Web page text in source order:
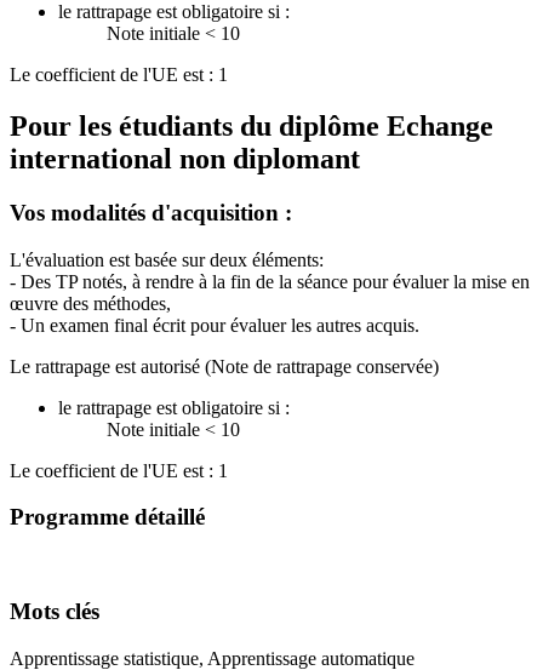
le rattrapage est obligatoire si :
Note initiale < 10
Le coefficient de l'UE est : 1
Pour les étudiants du diplôme Echange
international non diplomant
Vos modalités d'acquisition :
L'évaluation est basée sur deux éléments:
- Des TP notés, à rendre à la fin de la séance pour évaluer la mise en
œuvre des méthodes,
- Un examen final écrit pour évaluer les autres acquis.
Le rattrapage est autorisé (Note de rattrapage conservée)
le rattrapage est obligatoire si :
Note initiale < 10
Le coefficient de l'UE est : 1
Programme détaillé
Mots clés
Apprentissage statistique, Apprentissage automatique